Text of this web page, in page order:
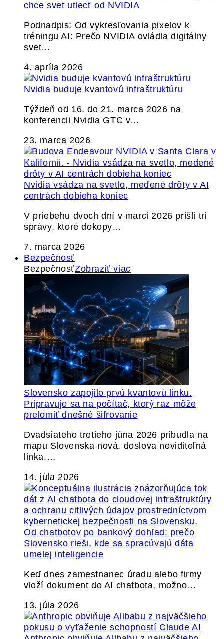
chce svet utiecť od NVIDIA
Podnadpis: Od vykresľovania pixelov k
tréningu AI: Prečo NVIDIA ovládla digitálny
svet…
4. apríla 2026
Nvidia buduje kvantovú infraštruktúru
Týždeň od 16. do 21. marca 2026 na
konferencii Nvidia GTC v…
23. marca 2026
Nvidia vsádza na svetlo, meďené drôty v AI
centrách dobieha koniec
V priebehu dvoch dní v marci 2026 prišli tri
správy, ktoré dokopy…
7. marca 2026
Bezpečnosť
BezpečnosťZobraziť viac
Slovensko zapojilo prvú kvantovú linku.
Pripravuje sa na počítač, ktorý raz môže
prelomiť dnešné šifrovanie
Dvadsiateho tretieho júna 2026 pribudla na
mapu Slovenska nová, doslova neviditeľná
linka.…
14. júla 2026
Od chatbotov po bankový dohľad: prečo
Slovensko rieši, kde sa spracúvajú dáta
umelej inteligencie
Keď dnes zamestnanec úradu alebo firmy
vloží dokument do AI chatbota, možno…
13. júla 2026